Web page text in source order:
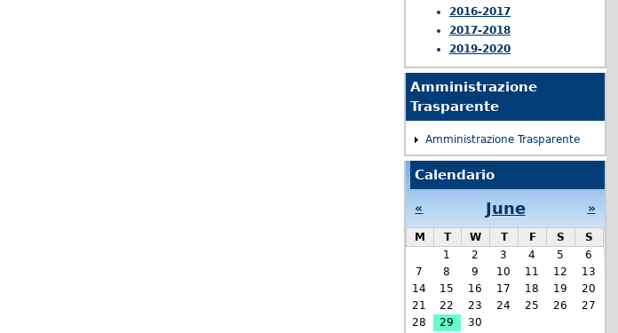
2016-2017
2017-2018
2019-2020
Amministrazione
Trasparente
Amministrazione Trasparente
Calendario
June
« »
M T W T F S
S
1
2 3 4 5
6
7
8 9 10 11 12
13
14
15 16 17 18 19
20
21
22 23 24 25 26
27
28
29 30